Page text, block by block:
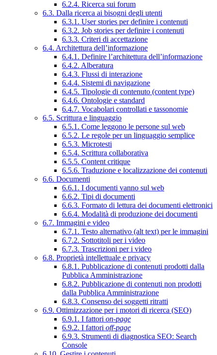
6.2.4. Ricerca sui forum
6.3. Dalla ricerca ai bisogni degli utenti
6.3.1. User stories per definire i contenuti
6.3.2. Job stories per definire i contenuti
6.3.3. Criteri di accettazione
6.4. Architettura dell’informazione
6.4.1. Definire l’architettura dell’informazione
6.4.2. Alberatura
6.4.3. Flussi di interazione
6.4.4. Sistemi di navigazione
6.4.5. Tipologie di contenuto (content type)
6.4.6. Ontologie e standard
6.4.7. Vocabolari controllati e tassonomie
6.5. Scrittura e linguaggio
6.5.1. Come leggono le persone sul web
6.5.2. Le regole per un linguaggio semplice
6.5.3. Microtesti
6.5.4. Scrittura collaborativa
6.5.5. Content critique
6.5.6. Traduzione e localizzazione dei contenuti
6.6. Documenti
6.6.1. I documenti vanno sul web
6.6.2. Tipi di documenti
6.6.3. Formato di lettura dei documenti elettronici
6.6.4. Modalità di produzione dei documenti
6.7. Immagini e video
6.7.1. Testo alternativo (alt text) per le immagini
6.7.2. Sottotitoli per i video
6.7.3. Trascrizioni per i video
6.8. Proprietà intellettuale e privacy
6.8.1. Pubblicazione di contenuti prodotti dalla
Pubblica Amministrazione
6.8.2. Pubblicazione di contenuti non prodotti
dalla Pubblica Amministrazione
6.8.3. Consenso dei soggetti ritratti
6.9. Ottimizzazione per i motori di ricerca (SEO)
6.9.1. I fattori on-page
6.9.2. I fattori off-page
6.9.3. Strumenti di diagnostica SEO: Search
Console